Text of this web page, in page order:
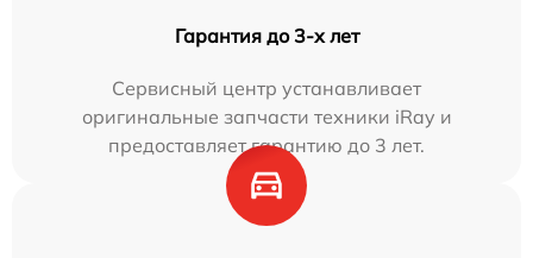
Гарантия до 3-х лет
Сервисный центр устанавливает
оригинальные запчасти техники iRay и
предоставляет гарантию до 3 лет.